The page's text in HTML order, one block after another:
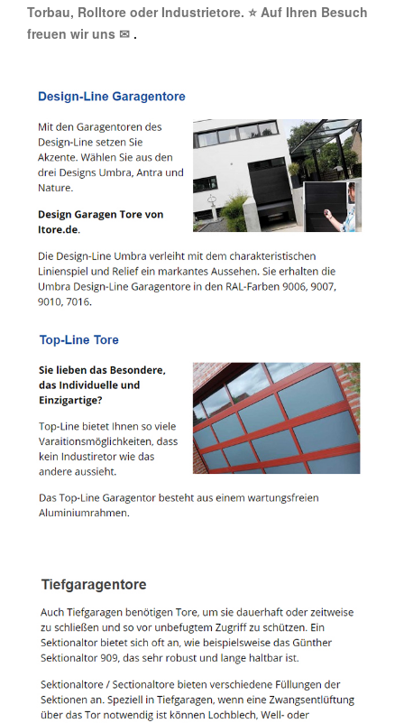
Torbau, Rolltore oder Industrietore. ⭐ Auf Ihren Besuch
freuen wir uns ✉ .